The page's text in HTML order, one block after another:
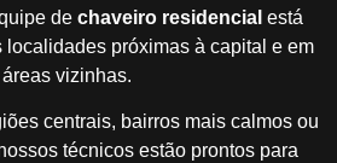
de chaveiro residencial está
localidades próximas à capital e em
áreas vizinhas.
centrais, bairros mais calmos ou
técnicos estão prontos para